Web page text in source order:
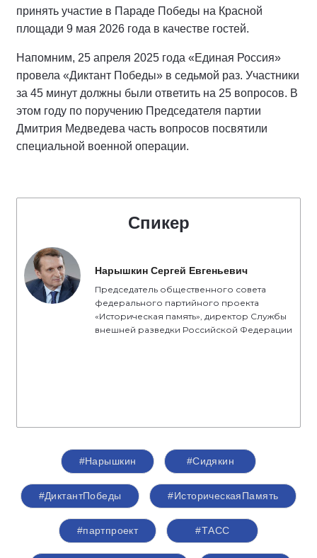
принять участие в Параде Победы на Красной
площади 9 мая 2026 года в качестве гостей.
Напомним, 25 апреля 2025 года «Единая Россия»
провела «Диктант Победы» в седьмой раз. Участники
за 45 минут должны были ответить на 25 вопросов. В
этом году по поручению Председателя партии
Дмитрия Медведева часть вопросов посвятили
специальной военной операции.
Спикер
Нарышкин Сергей Евгеньевич
Председатель общественного совета
федерального партийного проекта
«Историческая память», директор Службы
внешней разведки Российской Федерации
#Нарышкин #Сидякин
#ДиктантПобеды #ИсторическаяПамять
#партпроект #ТАСС